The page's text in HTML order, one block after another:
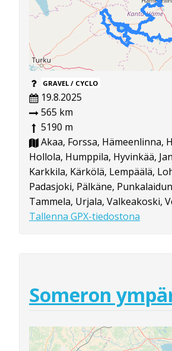
GRAVEL / CYCLO
19.8.2025
565 km
5190 m
Akaa, Forssa, Hämeenlinna,
Hollola, Humppila, Hyvinkää,
Karkkila, Kärkölä, Lempäälä,
Padasjoki, Pälkäne,
Tammela, Urjala, Valkeakoski,
Tallenna GPX-tiedostona
Someron